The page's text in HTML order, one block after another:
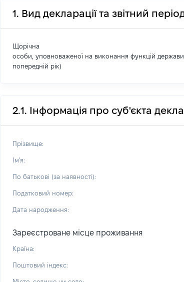
1. Вид декларації та звітний
Щорічна
особи, уповноваженої на виконання функцій
попередній рік)
2.1. Інформація про суб'єкта
Прізвище:
Ім'я:
По батькові (за наявності):
Податковий номер:
Дата народження:
Зареєстроване місце проживання
Країна:
Поштовий індекс: